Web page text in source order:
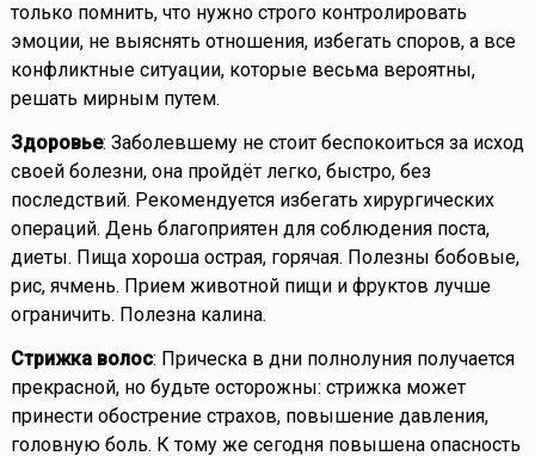
только помнить, что нужно строго контролировать
эмоции, не выяснять отношения, избегать споров, а все
конфликтные ситуации, которые весьма вероятны,
решать мирным путем.
Здоровье: Заболевшему не стоит беспокоиться за исход
своей болезни, она пройдёт легко, быстро, без
последствий. Рекомендуется избегать хирургических
операций. День благоприятен для соблюдения поста,
диеты. Пища хороша острая, горячая. Полезны бобовые,
рис, ячмень. Прием животной пищи и фруктов лучше
ограничить. Полезна калина.
Стрижка волос: Прическа в дни полнолуния получается
прекрасной, но будьте осторожны: стрижка может
принести обострение страхов, повышение давления,
головную боль. К тому же сегодня повышена опасность